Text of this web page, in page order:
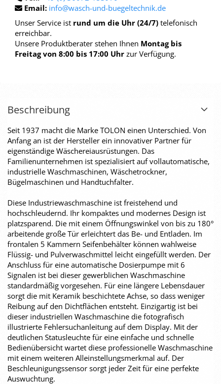
Email: info@wasch-und-buegeltechnik.de
Unser Service ist rund um die Uhr (24/7) telefonisch
erreichbar.
Unsere Produktberater stehen Ihnen Montag bis
Freitag von 8:00 bis 17:00 Uhr zur Verfügung.
Beschreibung
Seit 1937 macht die Marke TOLON einen Unterschied. Von
Anfang an ist der Hersteller ein innovativer Partner für
eigenständige Wäschereiausrüstungen. Das
Familienunternehmen ist spezialisiert auf vollautomatische,
industrielle Waschmaschinen, Wäschetrockner,
Bügelmaschinen und Handtuchfalter.
Diese Industriewaschmaschine ist freistehend und
hochschleudernd. Ihr kompaktes und modernes Design ist
platzsparend. Die mit einem Öffnungswinkel von bis zu 180°
arbeitende große Tür erleichtert das Be- und Entladen. Im
frontalen 5 Kammern Seifenbehälter können wahlweise
Flüssig- und Pulverwaschmittel leicht eingefüllt werden. Der
Anschluss für eine automatische Dosierpumpe mit 6
Signalen ist bei dieser gewerblichen Waschmaschine
standardmäßig vorgesehen. Für eine längere Lebensdauer
sorgt die mit Keramik beschichtete Achse, so dass weniger
Reibung auf den Dichtflächen entsteht. Einzigartig ist bei
dieser industriellen Waschmaschine die fotografisch
illustrierte Fehlersuchanleitung auf dem Display. Mit der
deutlichen Statusleuchte für eine einfache und schnelle
Bedienübersicht wartet diese professionelle Waschmaschine
mit einem weiteren Alleinstellungsmerkmal auf. Der
Beschleunigungssensor sorgt jeder Zeit für eine perfekte
Auswuchtung.